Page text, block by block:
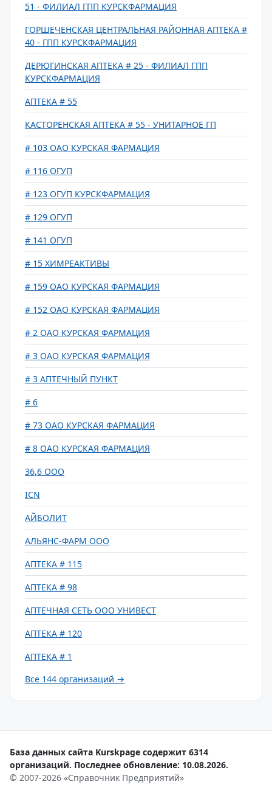
51 - ФИЛИАЛ ГПП КУРСКФАРМАЦИЯ
ГОРШЕЧЕНСКАЯ ЦЕНТРАЛЬНАЯ РАЙОННАЯ АПТЕКА #
40 - ГПП КУРСКФАРМАЦИЯ
ДЕРЮГИНСКАЯ АПТЕКА # 25 - ФИЛИАЛ ГПП
КУРСКФАРМАЦИЯ
АПТЕКА # 55
КАСТОРЕНСКАЯ АПТЕКА # 55 - УНИТАРНОЕ ГП
# 103 ОАО КУРСКАЯ ФАРМАЦИЯ
# 116 ОГУП
# 123 ОГУП КУРСКФАРМАЦИЯ
# 129 ОГУП
# 141 ОГУП
# 15 ХИМРЕАКТИВЫ
# 159 ОАО КУРСКАЯ ФАРМАЦИЯ
# 152 ОАО КУРСКАЯ ФАРМАЦИЯ
# 2 ОАО КУРСКАЯ ФАРМАЦИЯ
# 3 ОАО КУРСКАЯ ФАРМАЦИЯ
# 3 АПТЕЧНЫЙ ПУНКТ
# 6
# 73 ОАО КУРСКАЯ ФАРМАЦИЯ
# 8 ОАО КУРСКАЯ ФАРМАЦИЯ
36,6 ООО
ICN
АЙБОЛИТ
АЛЬЯНС-ФАРМ ООО
АПТЕКА # 115
АПТЕКА # 98
АПТЕЧНАЯ СЕТЬ ООО УНИВЕСТ
АПТЕКА # 120
АПТЕКА # 1
Все 144 организаций →
База данных сайта Kurskpage содержит 6314
организаций. Последнее обновление: 10.08.2026.
© 2007-2026 «Справочник Предприятий»